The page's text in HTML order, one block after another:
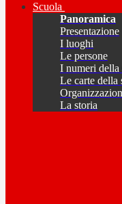
Scuola
Panoramica
Presentazione
I luoghi
Le persone
I numeri della
Le carte della
La storia